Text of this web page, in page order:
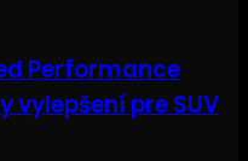
Performance
pre SUV